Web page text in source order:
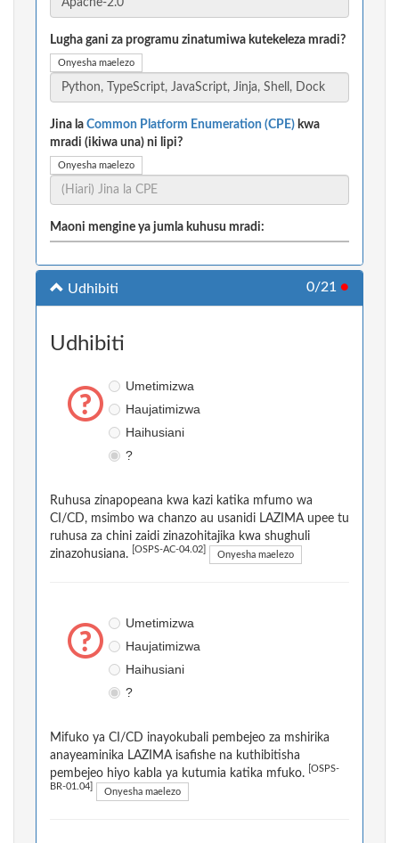
Lugha gani za programu zinatumiwa kutekeleza mradi?
Onyesha maelezo
Jina la Common Platform Enumeration (CPE) kwa
mradi (ikiwa una) ni lipi?
Onyesha maelezo
Maoni mengine ya jumla kuhusu mradi:
Udhibiti 0/21 ●
Udhibiti
Umetimizwa
Haujatimizwa
Haihusiani
?
Ruhusa zinapopeana kwa kazi katika mfumo wa
CI/CD, msimbo wa chanzo au usanidi LAZIMA upee tu
ruhusa za chini zaidi zinazohitajika kwa shughuli
zinazohusiana.
[OSPS-AC-04.02] Onyesha maelezo
Umetimizwa
Haujatimizwa
Haihusiani
?
Mifuko ya CI/CD inayokubali pembejeo za mshirika
anayeaminika LAZIMA isafishe na kuthibitisha
pembejeo hiyo kabla ya kutumia katika mfuko.
[OSPS-
BR-01.04] Onyesha maelezo